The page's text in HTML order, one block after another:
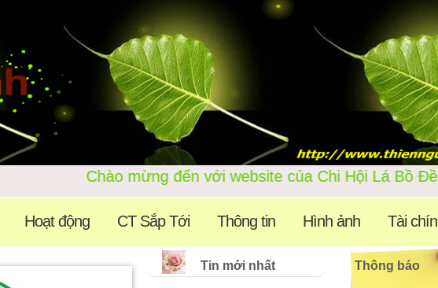
Chào mừng đến với website
Hoạt động CT Sắp Tới Thông tin Hình ảnh Tài
Tin mới nhất Thông báo